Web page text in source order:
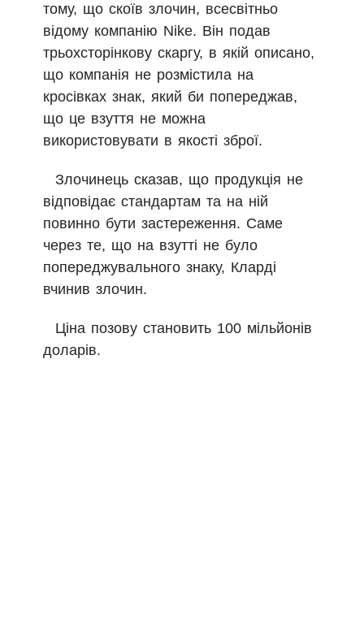
тому, що скоїв злочин, всесвітньо
відому компанію Nike. Він подав
трьохсторінкову скаргу, в якій описано,
що компанія не розмістила на
кросівках знак, який би попереджав,
що це взуття не можна
використовувати в якості зброї.
Злочинець сказав, що продукція не
відповідає стандартам та на ній
повинно бути застереження. Саме
через те, що на взутті не було
попереджувального знаку, Кларді
вчинив злочин.
Ціна позову становить 100 мільйонів
доларів.